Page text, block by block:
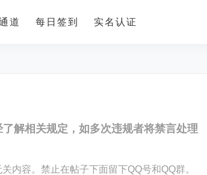
道 每日签到 实名认证
解相关规定，如多次违规者将禁言处理
内容。禁止在帖子下面留下QQ号和QQ群。